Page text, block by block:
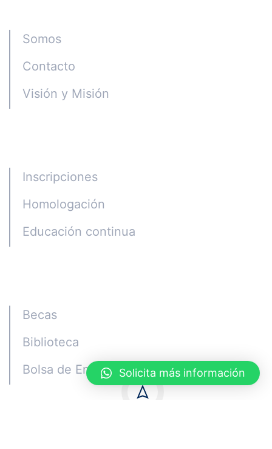
Somos
Contacto
Visión y Misión
Inscripciones
Homologación
Educación continua
Becas
Biblioteca
Bolsa de Empleo
Solicita más información